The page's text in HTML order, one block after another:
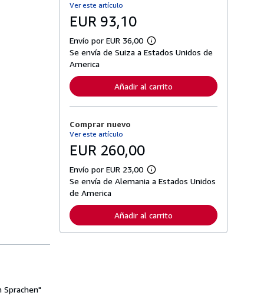
Sprachen"
Ver este artículo
EUR 93,10
Envío por EUR 36,00
M
á
f
o
r
s
o
b
e
a
Se envía de Suiza a Estados Unidos de
America
Añadir al carrito
Comprar nuevo
Ver este artículo
EUR 260,00
Envío por EUR 23,00
M
á
f
o
r
Se envía de Alemania a Estados Unidos
de America
Añadir al carrito